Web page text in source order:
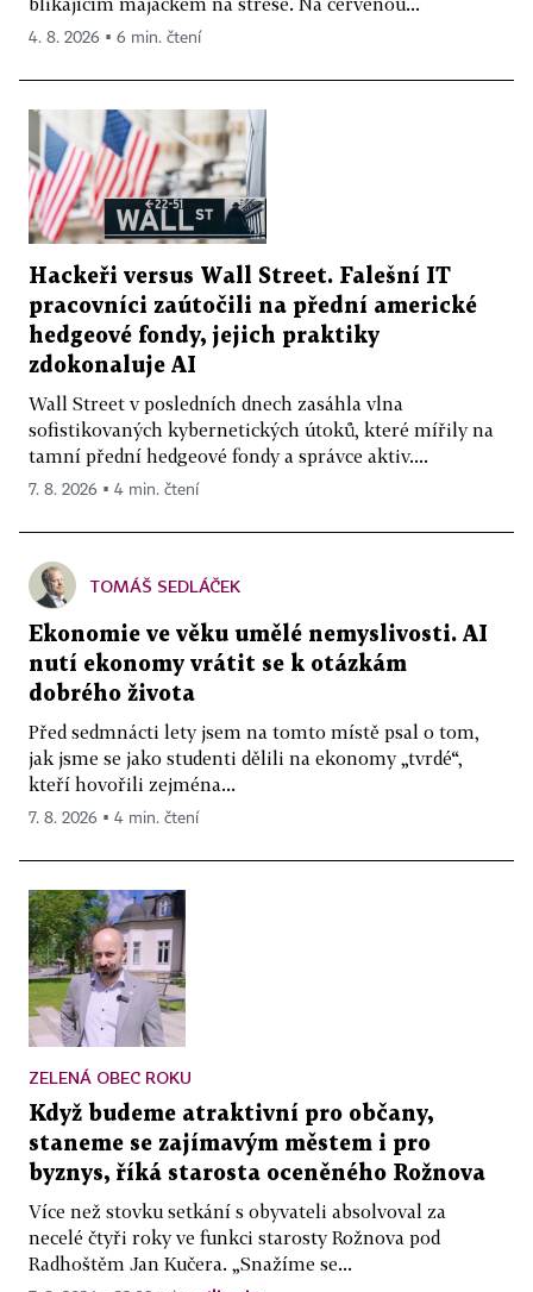
4. 8. 2026 ▪ 6 min. čtení
Hackeři versus Wall Street. Falešní IT
pracovníci zaútočili na přední americké
hedgeové fondy, jejich praktiky
zdokonaluje AI
Wall Street v posledních dnech zasáhla vlna
sofistikovaných kybernetických útoků, které mířily na
tamní přední hedgeové fondy a správce aktiv....
7. 8. 2026 ▪ 4 min. čtení
TOMÁŠ SEDLÁČEK
Ekonomie ve věku umělé nemyslivosti. AI
nutí ekonomy vrátit se k otázkám
dobrého života
Před sedmnácti lety jsem na tomto místě psal o tom,
jak jsme se jako studenti dělili na ekonomy „tvrdé“,
kteří hovořili zejména...
7. 8. 2026 ▪ 4 min. čtení
ZELENÁ OBEC ROKU
Když budeme atraktivní pro občany,
staneme se zajímavým městem i pro
byznys, říká starosta oceněného Rožnova
Více než stovku setkání s obyvateli absolvoval za
necelé čtyři roky ve funkci starosty Rožnova pod
Radhoštěm Jan Kučera. „Snažíme se...